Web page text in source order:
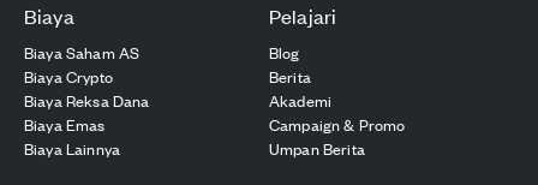
Biaya
Biaya Saham AS
Biaya Crypto
Biaya Reksa Dana
Biaya Emas
Biaya Lainnya
Pelajari
Blog
Berita
Akademi
Campaign & Promo
Umpan Berita